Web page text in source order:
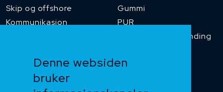
Denne websiden
bruker
Skip og offshore
Kommunikasjon
Gummi
PUR
Temperaturbestanding
Heis og kran